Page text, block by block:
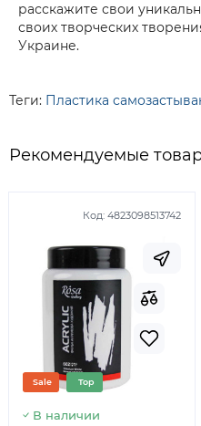
расскажите свои
своих творческих
Украине.
Теги: Пластика
Рекомендуемые
Код: 4823098513742
Sale Top
В наличии